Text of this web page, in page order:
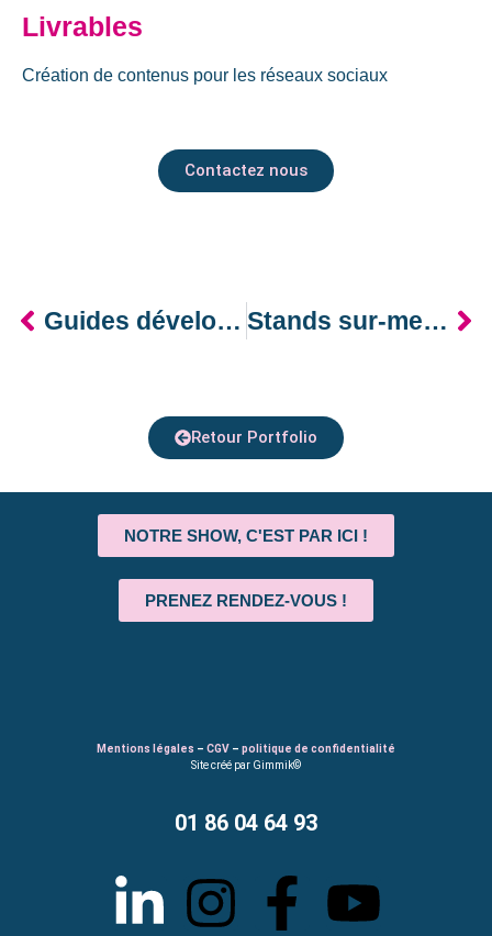
Livrables
Création de contenus pour les réseaux sociaux
Contactez nous
Guides développement durable – Plusieurs Clients Stands sur-mesure – Plusieurs clients
Retour Portfolio
NOTRE SHOW, C'EST PAR ICI !
PRENEZ RENDEZ-VOUS !
Mentions légales – CGV – politique de confidentialité
Site créé par Gimmik©
01 86 04 64 93